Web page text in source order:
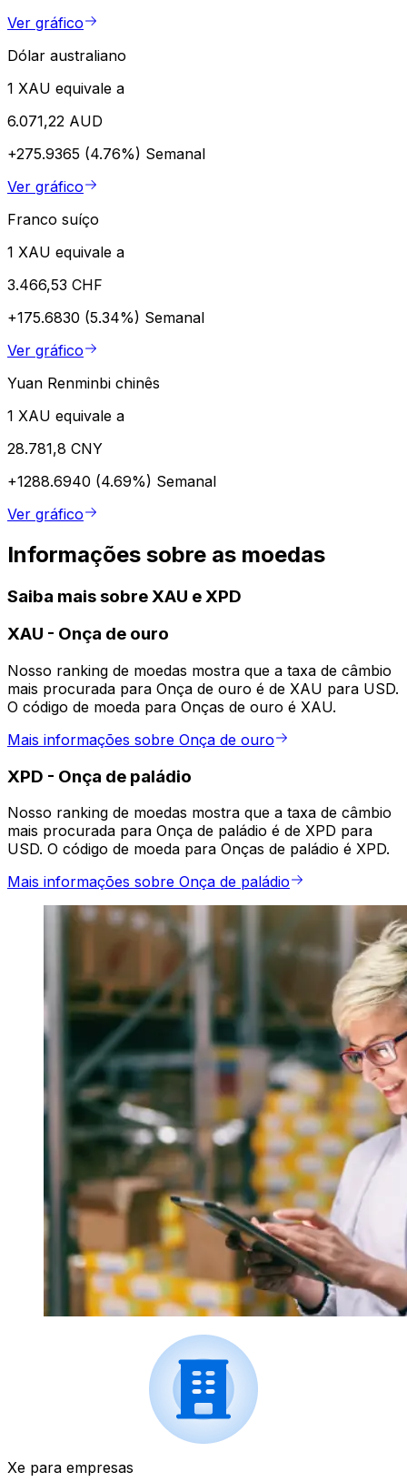
Ver gráfico
Dólar australiano
1 XAU equivale a
6.071,22 AUD
+275.9365 (4.76%) Semanal
Ver gráfico
Franco suíço
1 XAU equivale a
3.466,53 CHF
+175.6830 (5.34%) Semanal
Ver gráfico
Yuan Renminbi chinês
1 XAU equivale a
28.781,8 CNY
+1288.6940 (4.69%) Semanal
Ver gráfico
Informações sobre as moedas
Saiba mais sobre XAU e XPD
XAU - Onça de ouro
Nosso ranking de moedas mostra que a taxa de câmbio
mais procurada para Onça de ouro é de XAU para USD.
O código de moeda para Onças de ouro é XAU.
Mais informações sobre Onça de ouro
XPD - Onça de paládio
Nosso ranking de moedas mostra que a taxa de câmbio
mais procurada para Onça de paládio é de XPD para
USD. O código de moeda para Onças de paládio é XPD.
Mais informações sobre Onça de paládio
Xe para empresas